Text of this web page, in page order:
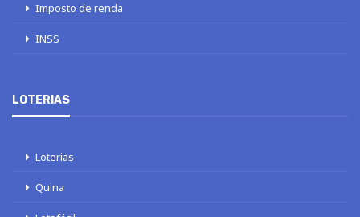
Imposto de renda
INSS
LOTERIAS
Loterias
Quina